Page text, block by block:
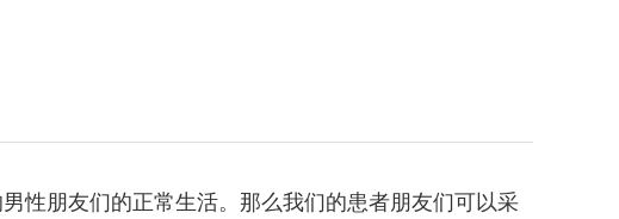
性朋友们的正常生活。那么我们的患者朋友们可以采